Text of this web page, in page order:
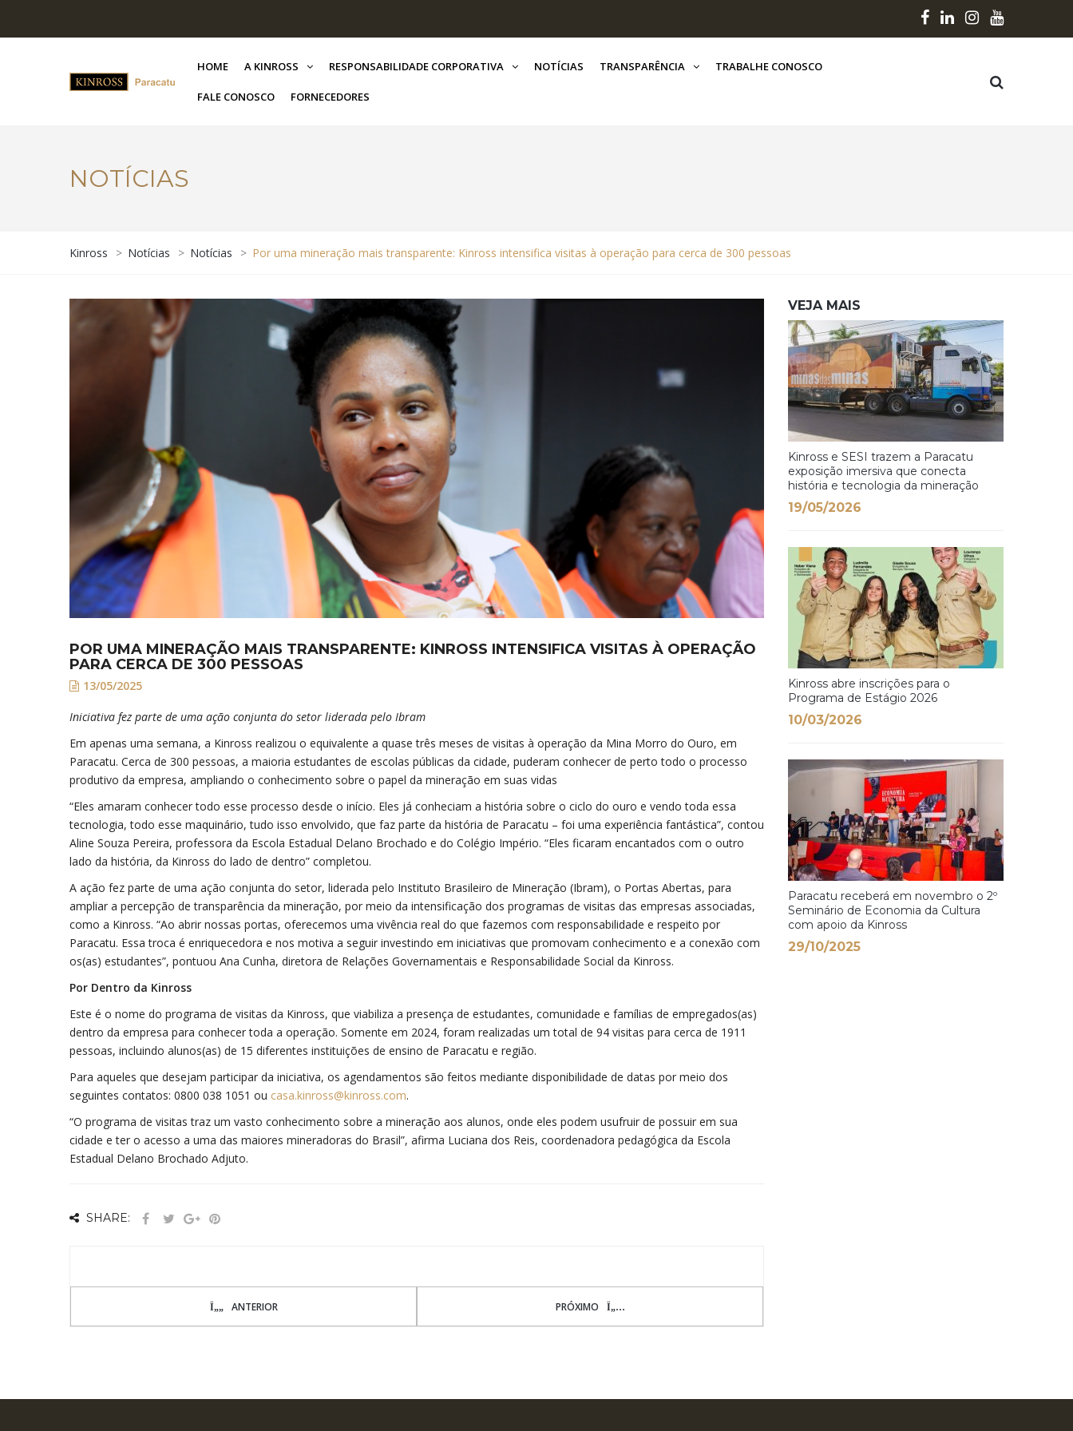
HOME A KINROSS RESPONSABILIDADE CORPORATIVA NOTÍCIAS TRANSPARÊNCIA TRABALHE CONOSCO
FALE CONOSCO FORNECEDORES
NOTÍCIAS
Kinross > Notícias > Notícias > Por uma mineração mais transparente: Kinross intensifica visitas à operação para cerca de 300 pessoas
POR UMA MINERAÇÃO MAIS TRANSPARENTE: KINROSS INTENSIFICA VISITAS À OPERAÇÃO
PARA CERCA DE 300 PESSOAS
13/05/2025
Iniciativa fez parte de uma ação conjunta do setor liderada pelo Ibram
Em apenas uma semana, a Kinross realizou o equivalente a quase três meses de visitas à operação da Mina Morro do Ouro, em
Paracatu. Cerca de 300 pessoas, a maioria estudantes de escolas públicas da cidade, puderam conhecer de perto todo o processo
produtivo da empresa, ampliando o conhecimento sobre o papel da mineração em suas vidas
“Eles amaram conhecer todo esse processo desde o início. Eles já conheciam a história sobre o ciclo do ouro e vendo toda essa
tecnologia, todo esse maquinário, tudo isso envolvido, que faz parte da história de Paracatu – foi uma experiência fantástica”, contou
Aline Souza Pereira, professora da Escola Estadual Delano Brochado e do Colégio Império. “Eles ficaram encantados com o outro
lado da história, da Kinross do lado de dentro” completou.
A ação fez parte de uma ação conjunta do setor, liderada pelo Instituto Brasileiro de Mineração (Ibram), o Portas Abertas, para
ampliar a percepção de transparência da mineração, por meio da intensificação dos programas de visitas das empresas associadas,
como a Kinross. “Ao abrir nossas portas, oferecemos uma vivência real do que fazemos com responsabilidade e respeito por
Paracatu. Essa troca é enriquecedora e nos motiva a seguir investindo em iniciativas que promovam conhecimento e a conexão com
os(as) estudantes”, pontuou Ana Cunha, diretora de Relações Governamentais e Responsabilidade Social da Kinross.
Por Dentro da Kinross
Este é o nome do programa de visitas da Kinross, que viabiliza a presença de estudantes, comunidade e famílias de empregados(as)
dentro da empresa para conhecer toda a operação. Somente em 2024, foram realizadas um total de 94 visitas para cerca de 1911
pessoas, incluindo alunos(as) de 15 diferentes instituições de ensino de Paracatu e região.
Para aqueles que desejam participar da iniciativa, os agendamentos são feitos mediante disponibilidade de datas por meio dos
seguintes contatos: 0800 038 1051 ou casa.kinross@kinross.com.
“O programa de visitas traz um vasto conhecimento sobre a mineração aos alunos, onde eles podem usufruir de possuir em sua
cidade e ter o acesso a uma das maiores mineradoras do Brasil”, afirma Luciana dos Reis, coordenadora pedagógica da Escola
Estadual Delano Brochado Adjuto.
SHARE:
ANTERIOR PRÓXIMO
VEJA MAIS
Kinross e SESI trazem a Paracatu
exposição imersiva que conecta
história e tecnologia da mineração
19/05/2026
Kinross abre inscrições para o
Programa de Estágio 2026
10/03/2026
Paracatu receberá em novembro o 2º
Seminário de Economia da Cultura
com apoio da Kinross
29/10/2025